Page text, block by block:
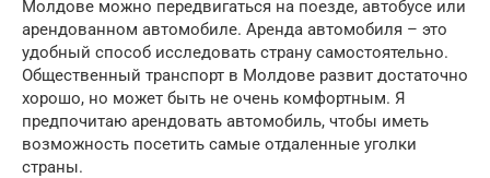
Молдове можно передвигаться на поезде, автобусе или
арендованном автомобиле. Аренда автомобиля – это
удобный способ исследовать страну самостоятельно.
Общественный транспорт в Молдове развит достаточно
хорошо, но может быть не очень комфортным. Я
предпочитаю арендовать автомобиль, чтобы иметь
возможность посетить самые отдаленные уголки
страны.